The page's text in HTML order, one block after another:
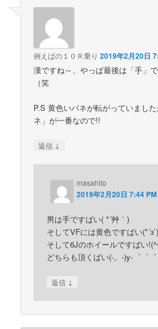
例えばの１０Ｒ乗り 2019年2月20日
漢ですね～、やっぱ最後は「手」
（笑
P.S 黄色いバネが転がっていまし
ネ」が一番なので!!
返信 ↓
masahito
2019年2月20日 7:44 PM
男は手ですばい( *´艸｀)
そしてVFには黄色ですばい(*´з`)
そして6Jのホイールですばい
どちらも頂くばい(-。-)y-゜゜゜
返信 ↓